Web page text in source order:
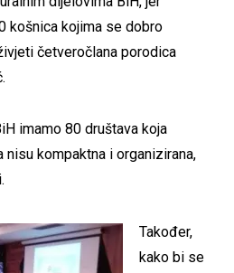
košnica kojima se dobro
četveročlana porodica
imamo 80 društava koja
nisu kompaktna i organizirana,
Također,
kako bi se